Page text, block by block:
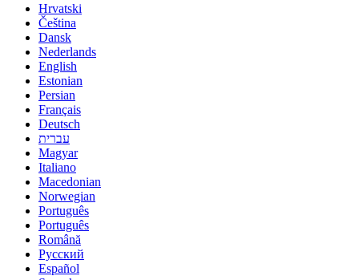
Hrvatski
Čeština
Dansk
Nederlands
English
Estonian
Persian
Français
Deutsch
עברית
Magyar
Italiano
Macedonian
Norwegian
Português
Português
Română
Русский
Español